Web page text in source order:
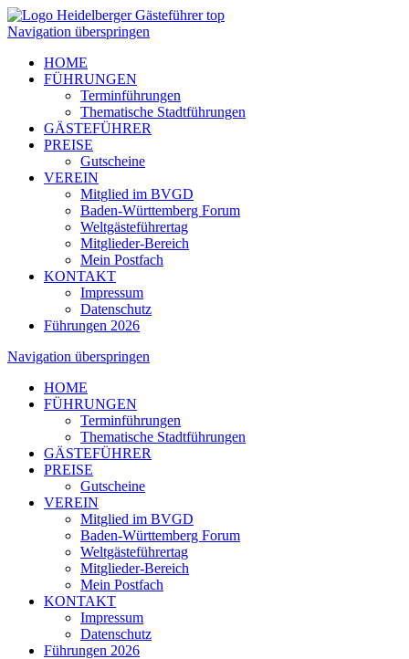
Navigation überspringen
HOME
FÜHRUNGEN
Terminführungen
Thematische Stadtführungen
GÄSTEFÜHRER
PREISE
Gutscheine
VEREIN
Mitglied im BVGD
Baden-Württemberg Forum
Weltgästeführertag
Mitglieder-Bereich
Mein Postfach
KONTAKT
Impressum
Datenschutz
Führungen 2026
Navigation überspringen
HOME
FÜHRUNGEN
Terminführungen
Thematische Stadtführungen
GÄSTEFÜHRER
PREISE
Gutscheine
VEREIN
Mitglied im BVGD
Baden-Württemberg Forum
Weltgästeführertag
Mitglieder-Bereich
Mein Postfach
KONTAKT
Impressum
Datenschutz
Führungen 2026